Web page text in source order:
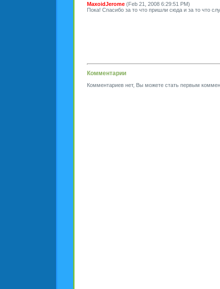
MaxoidJerome (Feb 21, 2008 6:29:51 PM)
Пока! Спасибо за то что пришли сюда и за то что
Комментарии
Комментариев нет, Вы можете стать первым